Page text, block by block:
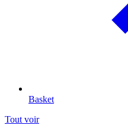
Basket
Tout voir